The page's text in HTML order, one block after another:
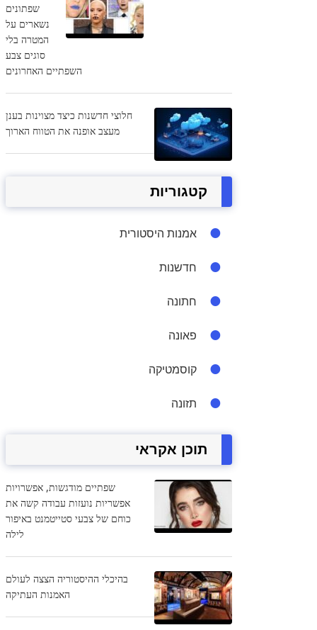
שפתונים
נשארים על
המטרה בלי
סוגים צבע
השפתיים האחרונים
חלוצי חדשנות כיצד מצוינות בענן
מעצב אופנה את הטווח הארוך
קטגוריות
אמנות היסטורית
חדשנות
חתונה
פאונה
קוסמטיקה
תזונה
תוכן אקראי
שפתיים מודגשות, אפשרויות
אפשריות נועזות עבודה קשה את
כוחם של צבעי סטייטמנט באיפור
לילה
בהיכלי ההיסטוריה הצצה לעולם
האמנות העתיקה